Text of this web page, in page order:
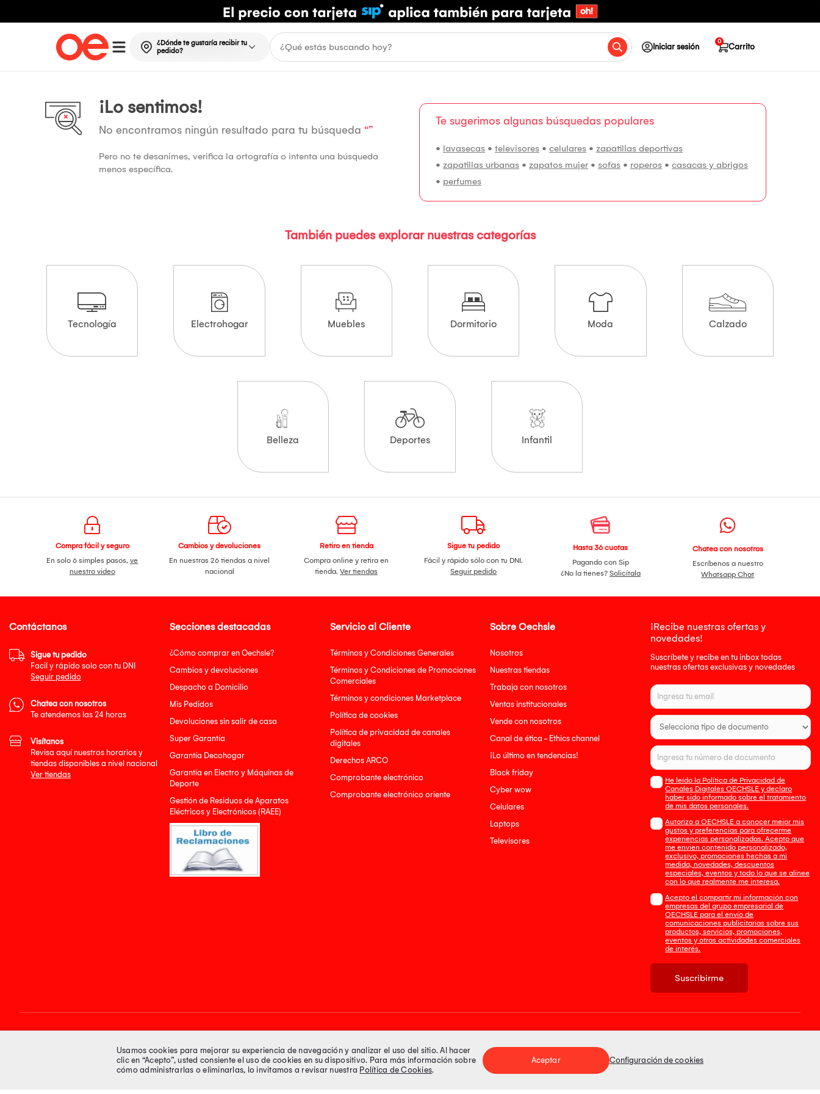
¿Dónde te gustaría recibir tu
pedido?
Iniciar sesión Carrito
0
¡Lo sentimos!
No encontramos ningún resultado para tu búsqueda “”
Pero no te desanimes, verifica la ortografía o intenta una búsqueda
menos específica.
Te sugerimos algunas búsquedas populares
• lavasecas • televisores • celulares • zapatillas deportivas
• zapatillas urbanas • zapatos mujer • sofas • roperos • casacas y abrigos
• perfumes
También puedes explorar nuestras categorías
Tecnología Electrohogar Muebles Dormitorio Moda Calzado
Belleza Deportes Infantil
Compra fácil y seguro
En solo 6 simples pasos,ve
nuestro video
Cambios y devoluciones
En nuestras 26 tiendas a nivel
nacional
Retiro en tienda
Compra online y retira en
tienda.Ver tiendas
Sigue tu pedido
Fácil y rápido sólo con tu DNI.
Seguir pedido
Hasta 36 cuotas
Pagando con Sip
¿No la tienes? Solicítala
Chatea con nosotros
Escríbenos a nuestro
Whatsapp Chat
Secciones destacadas
¿Cómo comprar en Oechsle?
Cambios y devoluciones
Despacho a Domicilio
Mis Pedidos
Devoluciones sin salir de casa
Super Garantía
Garantía Decohogar
Garantía en Electro y Máquinas de
Deporte
Gestión de Residuos de Aparatos
Eléctricos y Electrónicos (RAEE)
Servicio al Cliente
Términos y Condiciones Generales
Términos y Condiciones de Promociones
Comerciales
Términos y condiciones Marketplace
Política de cookies
Política de privacidad de canales
digitales
Derechos ARCO
Comprobante electrónico
Comprobante electrónico oriente
Sobre Oechsle
Nosotros
Nuestras tiendas
Trabaja con nosotros
Ventas institucionales
Vende con nosotros
Canal de ética - Ethics channel
¡Lo último en tendencias!
Black friday
Cyber wow
Celulares
Laptops
Televisores
¡Recibe nuestras ofertas y
novedades!
Suscríbete y recibe en tu inbox todas
nuestras ofertas exclusivas y novedades
He leído la Política de Privacidad de
Canales Digitales OECHSLE y declaro
haber sido informado sobre el tratamiento
de mis datos personales.
Autorizo a OECHSLE a conocer mejor mis
gustos y preferencias para ofrecerme
experiencias personalizadas. Acepto que
me envien contenido personalizado,
exclusivo, promociones hechas a mi
medida, novedades, descuentos
especiales, eventos y todo lo que se alinee
con lo que realmente me interesa.
Acepto el compartir mi información con
empresas del grupo empresarial de
OECHSLE para el envío de
comunicaciones publicitarias sobre sus
productos, servicios, promociones,
eventos y otras actividades comerciales
de interés.
Suscribirme
Contáctanos
Sigue tu pedido
Facil y rápido solo con tu DNI
Seguir pedido
Chatea con nosotros
Te atendemos las 24 horas
Visítanos
Revisa aquí nuestros horarios y
tiendas disponibles a nivel nacional
Ver tiendas
Síguenos en Medios de pago Tienda 100% Segura
Usamos cookies para mejorar su experiencia de navegación y analizar el uso del sitio. Al hacer
clic en “Acepto”, usted consiente el uso de cookies en su dispositivo. Para más información sobre
cómo administrarlas o eliminarlas, lo invitamos a revisar nuestra Política de Cookies.
Aceptar Configuración de cookies